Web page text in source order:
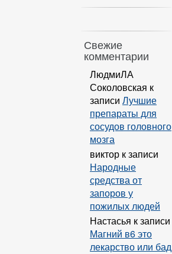
Свежие
комментарии
ЛюдмиЛА
Соколовская к
записи Лучшие
препараты для
сосудов головного
мозга
виктор к записи
Народные
средства от
запоров у
пожилых людей
Настасья к записи
Магний в6 это
лекарство или бад